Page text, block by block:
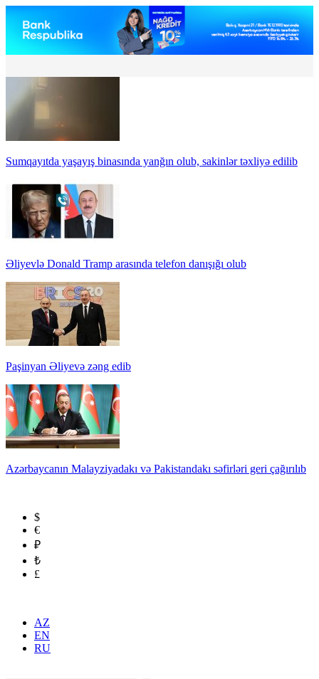
Sumqayıtda yaşayış binasında yanğın olub, sakinlər təxliyə edilib
Əliyevlə Donald Tramp arasında telefon danışığı olub
Paşinyan Əliyevə zəng edib
Azərbaycanın Malayziyadakı və Pakistandakı səfirləri geri çağırılıb
$
€
₽
₺
£
AZ
EN
RU